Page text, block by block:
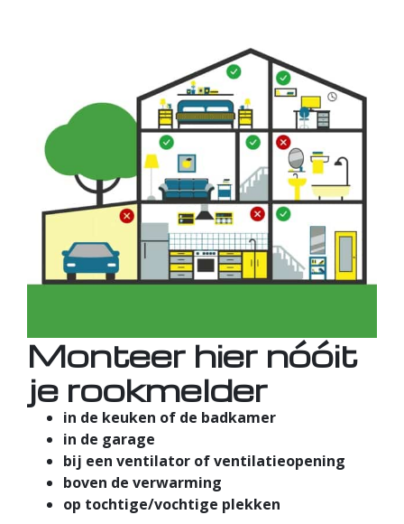
Monteer hier nóóit
je rookmelder
in de keuken of de badkamer
in de garage
bij een ventilator of ventilatieopening
boven de verwarming
op tochtige/vochtige plekken